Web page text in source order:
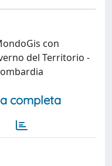
con
del Territorio -
completa